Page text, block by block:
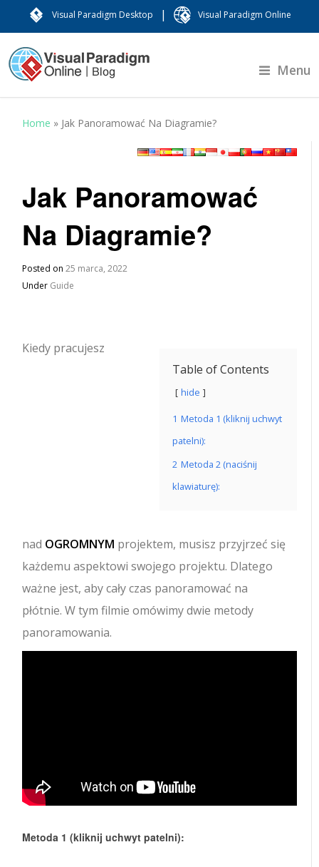
Visual Paradigm Desktop | Visual Paradigm Online
Menu
Home » Jak Panoramować Na Diagramie?
Jak Panoramować
Na Diagramie?
Posted on25 marca, 2022
Under Guide
Table of Contents
hide
1 Metoda 1 (kliknij uchwyt
patelni):
2 Metoda 2 (naciśnij
klawiaturę):
Kiedy pracujesz
nad OGROMNYM projektem, musisz przyjrzeć się
każdemu aspektowi swojego projektu. Dlatego
ważne jest, aby cały czas panoramować na
płótnie. W tym filmie omówimy dwie metody
panoramowania.
Metoda 1 (kliknij uchwyt patelni):